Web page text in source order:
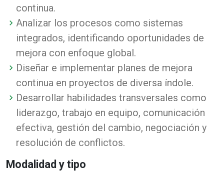
continua.
Analizar los procesos como sistemas
integrados, identificando oportunidades de
mejora con enfoque global.
Diseñar e implementar planes de mejora
continua en proyectos de diversa índole.
Desarrollar habilidades transversales como
liderazgo, trabajo en equipo, comunicación
efectiva, gestión del cambio, negociación y
resolución de conflictos.
Modalidad y tipo